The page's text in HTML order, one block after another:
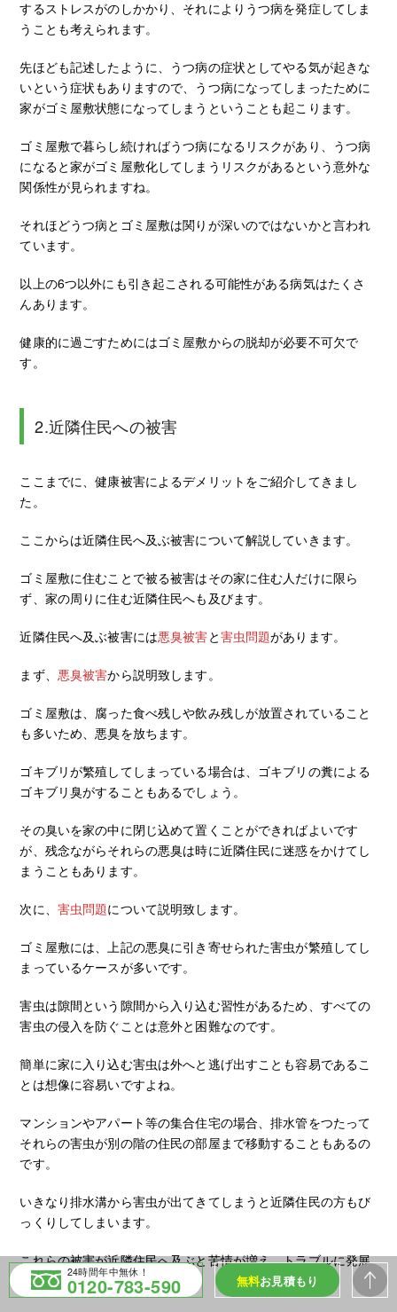
24時間年中無休！
0120-783-590 無料お見積もり
するストレスがのしかかり、それによりうつ病を発症してしま
うことも考えられます。
先ほども記述したように、うつ病の症状としてやる気が起きな
いという症状もありますので、うつ病になってしまったために
家がゴミ屋敷状態になってしまうということも起こります。
ゴミ屋敷で暮らし続ければうつ病になるリスクがあり、うつ病
になると家がゴミ屋敷化してしまうリスクがあるという意外な
関係性が見られますね。
それほどうつ病とゴミ屋敷は関りが深いのではないかと言われ
ています。
以上の6つ以外にも引き起こされる可能性がある病気はたくさ
んあります。
健康的に過ごすためにはゴミ屋敷からの脱却が必要不可欠で
す。
2.近隣住民への被害
ここまでに、健康被害によるデメリットをご紹介してきまし
た。
ここからは近隣住民へ及ぶ被害について解説していきます。
ゴミ屋敷に住むことで被る被害はその家に住む人だけに限ら
ず、家の周りに住む近隣住民へも及びます。
近隣住民へ及ぶ被害には悪臭被害と害虫問題があります。
まず、 悪臭被害から説明致します。
ゴミ屋敷は、腐った食べ残しや飲み残しが放置されていること
も多いため、悪臭を放ちます。
ゴキブリが繁殖してしまっている場合は、ゴキブリの糞による
ゴキブリ臭がすることもあるでしょう。
その臭いを家の中に閉じ込めて置くことができればよいです
が、残念ながらそれらの悪臭は時に近隣住民に迷惑をかけてし
まうこともあります。
次に、 害虫問題について説明致します。
ゴミ屋敷には、上記の悪臭に引き寄せられた害虫が繁殖してし
まっているケースが多いです。
害虫は隙間という隙間から入り込む習性があるため、すべての
害虫の侵入を防ぐことは意外と困難なのです。
簡単に家に入り込む害虫は外へと逃げ出すことも容易であるこ
とは想像に容易いですよね。
マンションやアパート等の集合住宅の場合、排水管をつたって
それらの害虫が別の階の住民の部屋まで移動することもあるの
です。
いきなり排水溝から害虫が出てきてしまうと近隣住民の方もび
っくりしてしまいます。
これらの被害が近隣住民へ及ぶと苦情が増え、トラブルに発展
してしまうかもしれません。